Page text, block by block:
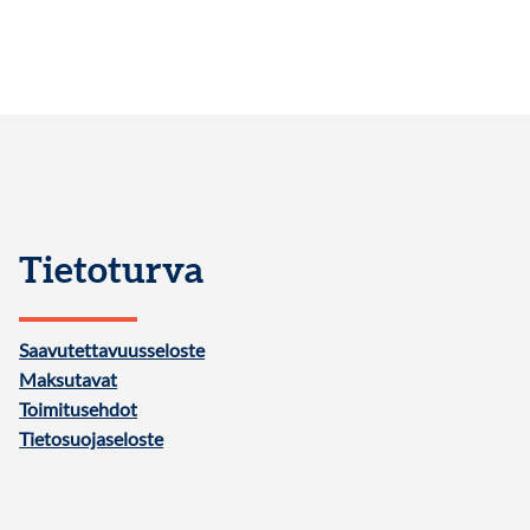
Tietoturva
Saavutettavuusseloste
Maksutavat
Toimitusehdot
Tietosuojaseloste